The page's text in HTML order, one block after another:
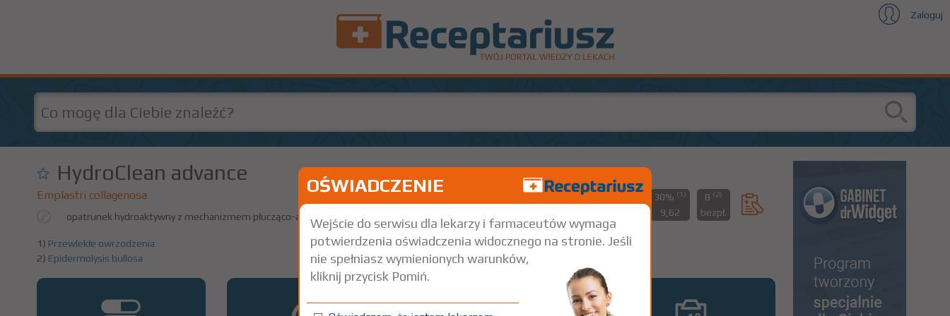
Zaloguj
HydroClean advance
Emplastri collagenosa
opatrunek hydroaktywny z mechanizmem płucząco-absorpcyjnym 7,5x7,5 cm Na skórę
WM
30% (1)
9,62
B (2)
bezpł.
1) Przewlekłe owrzodzenia
2) Epidermolysis bullosa
OŚWIADCZENIE
Wejście do serwisu dla lekarzy i farmaceutów wymaga
potwierdzenia oświadczenia widocznego na stronie. Jeśli
nie spełniasz wymienionych warunków,
kliknij przycisk Pomiń.